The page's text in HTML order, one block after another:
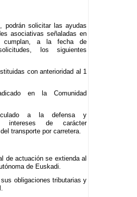
podrán solicitar las ayudas
asociativas señaladas en
cumplan, a la fecha de
los siguientes
con anterioridad al 1
en la Comunidad
a la defensa y
intereses de carácter
transporte por carretera.
de actuación se extienda al
de Euskadi.
obligaciones tributarias y